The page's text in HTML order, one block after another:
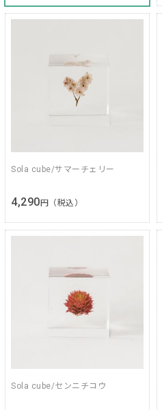
Sola cube/サマーチェリー
4,290 円（税込）
Sola cube/センニチコウ